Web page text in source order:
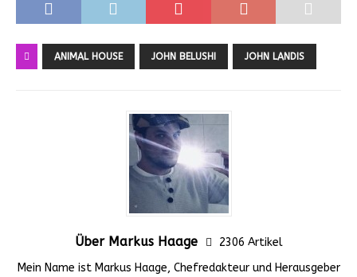
ANIMAL HOUSE JOHN BELUSHI JOHN LANDIS
Über Markus Haage
2306 Artikel
Mein Name ist Markus Haage, Chefredakteur und Herausgeber